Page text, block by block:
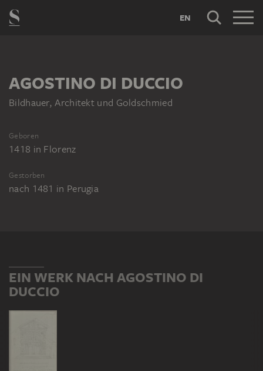
EN
AGOSTINO DI DUCCIO
Bildhauer, Architekt und Goldschmied
Geboren
1418 in Florenz
Gestorben
nach 1481 in Perugia
EIN WERK NACH AGOSTINO DI
DUCCIO